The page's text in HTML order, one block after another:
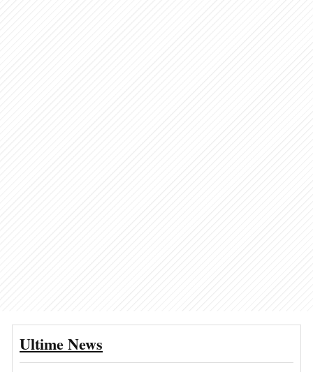
Ultime News